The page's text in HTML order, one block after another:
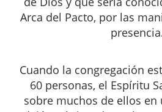
Arca del Pacto, por las
Cuando la congregación
60 personas, el Espíritu
sobre muchos de ellos en